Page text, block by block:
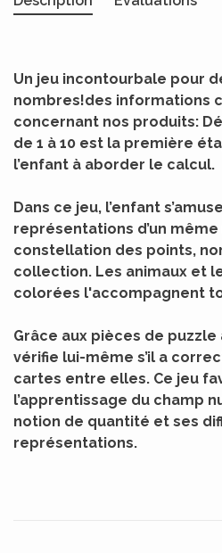
Un jeu incontourbale pour
nombres!des informations
concernant nos produits:
de 1 à 10 est la première
l’enfant à aborder le calcul.
Dans ce jeu, l’enfant
représentations d’un
constellation des points,
collection. Les animaux et
colorées l'accompagnent
Grâce aux pièces de
vérifie lui-même s’il a
cartes entre elles. Ce jeu
l’apprentissage du champ
notion de quantité et ses
représentations.